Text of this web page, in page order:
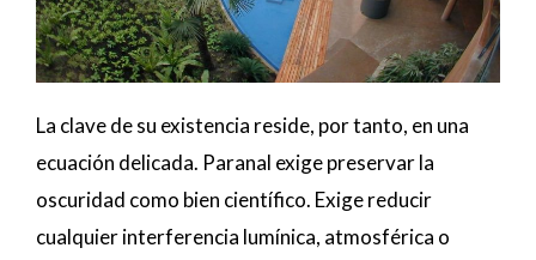
La clave de su existencia reside, por tanto, en una
ecuación delicada. Paranal exige preservar la
oscuridad como bien científico. Exige reducir
cualquier interferencia lumínica, atmosférica o